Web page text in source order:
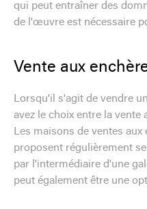
qui peut entraîner des
de l'œuvre est nécessaire
Vente aux
Lorsqu'il s'agit de vendre
avez le choix entre la vente
Les maisons de ventes
proposent régulièrement
par l'intermédiaire d'une
peut également être une